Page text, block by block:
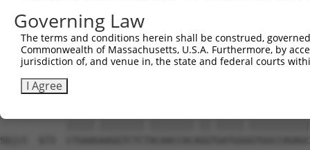
Governing Law
The terms and conditions herein shall be construed,
Commonwealth of Massachusetts, U.S.A. Furthermore, by
jurisdiction of, and venue in, the state and federal courts
I Agree